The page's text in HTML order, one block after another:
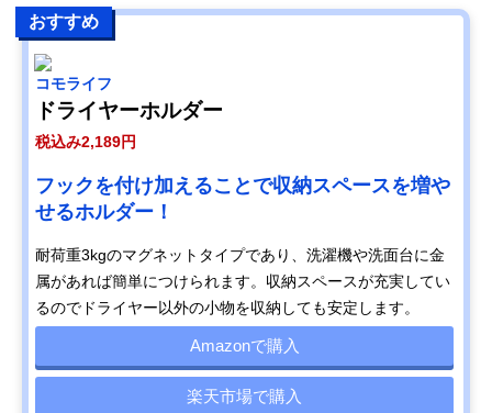
おすすめ
コモライフ
ドライヤーホルダー
税込み2,189円
フックを付け加えることで収納スペースを増や
せるホルダー！
耐荷重3kgのマグネットタイプであり、洗濯機や洗面台に金
属があれば簡単につけられます。収納スペースが充実してい
るのでドライヤー以外の小物を収納しても安定します。
Amazonで購入
楽天市場で購入